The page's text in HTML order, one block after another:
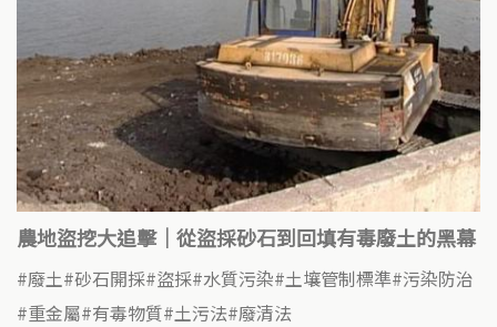
農地盜挖大追擊｜從盜採砂石到回填有毒廢土的黑幕
廢土 砂石開採 盜採 水質污染 土壤管制標準 污染防治
重金屬 有毒物質 土污法 廢清法